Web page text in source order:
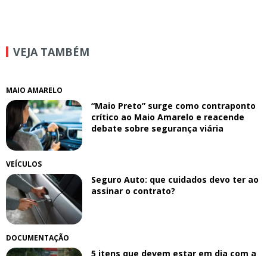
VEJA TAMBÉM
MAIO AMARELO
“Maio Preto” surge como contraponto
crítico ao Maio Amarelo e reacende
debate sobre segurança viária
VEÍCULOS
Seguro Auto: que cuidados devo ter ao
assinar o contrato?
DOCUMENTAÇÃO
5 itens que devem estar em dia com a